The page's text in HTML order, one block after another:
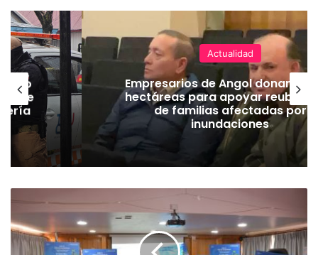
de
Actualidad
Empresarios de Angol donan
hectáreas para apoyar
de familias afectadas por
inundaciones
P
i